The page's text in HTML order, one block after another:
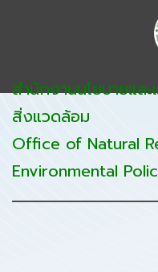
สำนักงานนโยบายแล
สิ่งแวดล้อม
Office of Natural
Environmental